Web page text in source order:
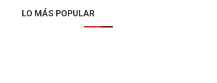
LO MÁS POPULAR